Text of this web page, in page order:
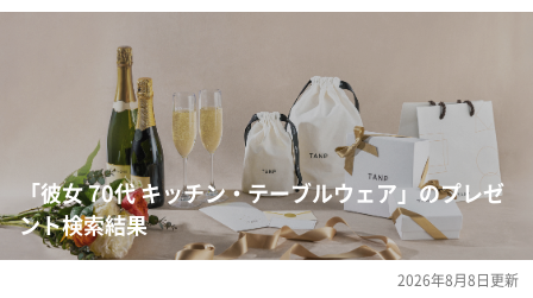
「彼女 70代 キッチン・テーブルウェア」のプレゼ
ント検索結果
2026年8月8日更新